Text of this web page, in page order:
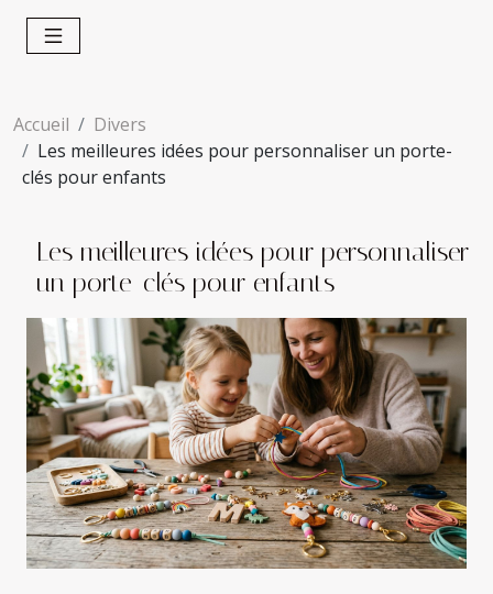
Accueil
Divers
Les meilleures idées pour personnaliser un porte-
clés pour enfants
Les meilleures idées pour personnaliser
un porte-clés pour enfants